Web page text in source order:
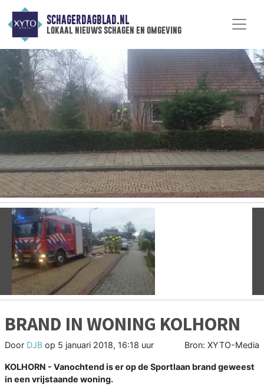
SCHAGERDAGBLAD.NL
lokaal nieuws schagen en omgeving
Vorige
BRAND IN WONING KOLHORN
Door DJB op 5 januari 2018, 16:18 uur Bron: XYTO-Media
KOLHORN - Vanochtend is er op de Sportlaan brand geweest
in een vrijstaande woning.